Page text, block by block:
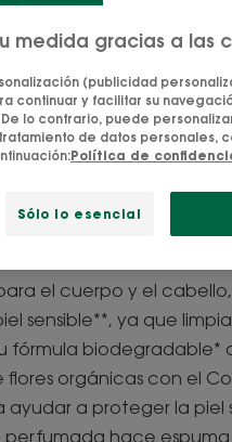
Cold Cream de
Limpia, nutre,
el cuerpo y el
sensible**, ya que
fórmula
orgánicas con el
ayudar a proteger la piel
hace
medida gracias a las
(publicidad
continuar y facilitar su
lo contrario, puede
de datos personales,
Política de
Sólo lo esencial